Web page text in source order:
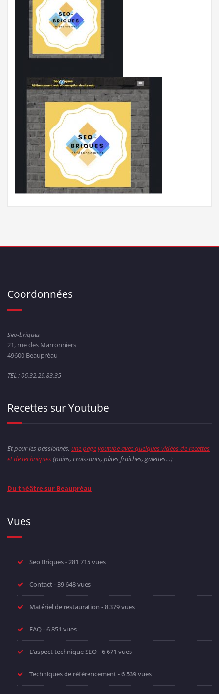
Coordonnées
Seo-briques
21, rue des Marronniers
49600 Beaupréau
TEL : 06.32.29.83.35
Recettes sur Youtube
Et pour les passionnés, une page youtube avec quelques vidéos de recettes
et de techniques(pains, croissants, pâtes fraîches, galettes…)
Du théâtre sur Beaupréau
Vues
Seo Briques- 281 715 vues
Contact- 39 648 vues
Matériel de restauration - 8 379 vues
FAQ- 6 851 vues
L’aspect technique SEO- 6 671 vues
Techniques de référencement- 6 539 vues